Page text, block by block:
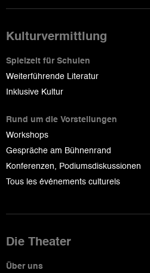
Kulturvermittlung
Spielzeit für Schulen
Weiterführende Literatur
Inklusive Kultur
Rund um die Vorstellungen
Workshops
Gespräche am Bühnenrand
Konferenzen, Podiumsdiskussionen
Tous les événements culturels
Die Theater
Über uns